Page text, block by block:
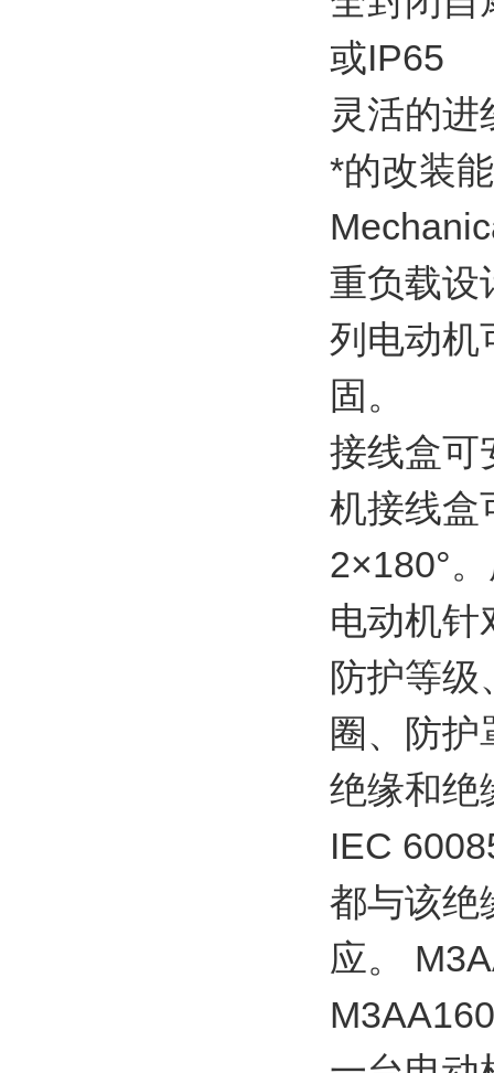
或IP65
灵活的进
*的改装
重负载设
列电动机
固。
接线盒可
机接线盒
2×180°
电动机针
防护等
圈、防护
绝缘和绝
IEC
都与该绝
应。